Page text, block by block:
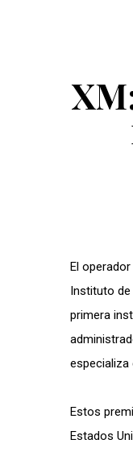
El
Instituto de
primera
especializa
Estos
Estados